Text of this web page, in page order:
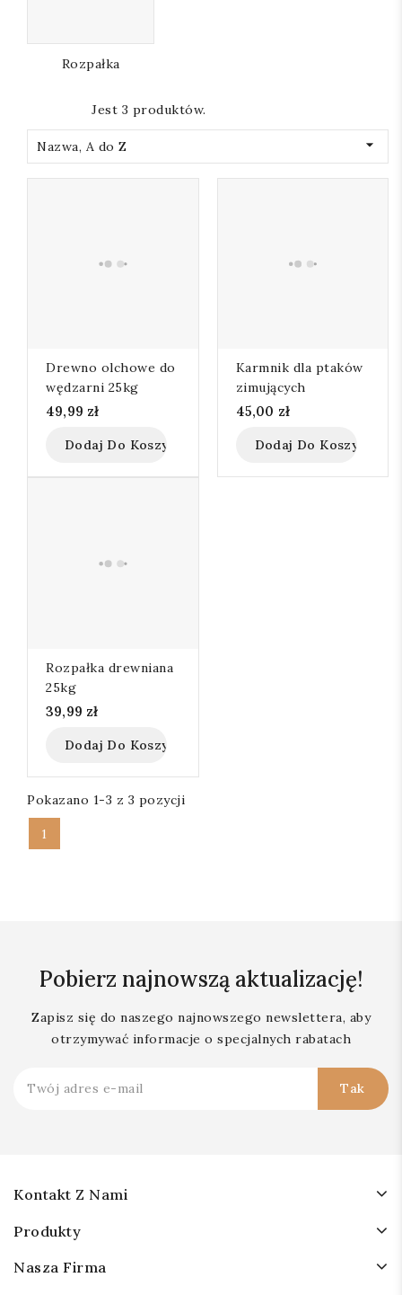
Rozpałka
Jest 3 produktów.
Nazwa, A do Z 
Drewno olchowe do
wędzarni 25kg
49,99 zł
Dodaj Do Koszyka
Karmnik dla ptaków
zimujących
45,00 zł
Dodaj Do Koszyka
Rozpałka drewniana
25kg
39,99 zł
Dodaj Do Koszyka
Pokazano 1-3 z 3 pozycji
1
Pobierz najnowszą aktualizację!
Zapisz się do naszego najnowszego newslettera, aby
otrzymywać informacje o specjalnych rabatach
Kontakt Z Nami
Produkty
Nasza Firma